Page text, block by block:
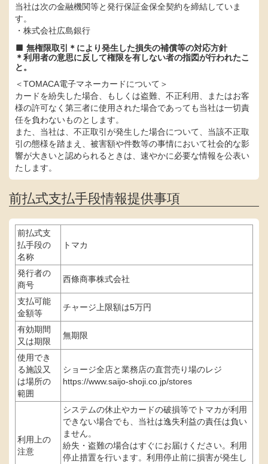
当社は次の金融機関等と発行保証金保全契約を締結していま
す。
・株式会社広島銀行
無権限取引＊により発生した損失の補償等の対応方針
＊利用者の意思に反して権限を有しない者の指図が行われたこ
と。
＜TOMACA電子マネーカードについて＞
カードを紛失した場合、もしくは盗難、不正利用、またはお客
様の許可なく第三者に使用された場合であっても当社は一切責
任を負わないものとします。
また、当社は、不正取引が発生した場合について、当該不正取
引の態様を踏まえ、被害額や件数等の事情において社会的な影
響が大きいと認められるときは、速やかに必要な情報を公表い
たします。
前払式支払手段情報提供事項
前払式支
払手段の
名称
トマカ
発行者の
商号
西條商事株式会社
支払可能
金額等
チャージ上限額は5万円
有効期間
又は期限
無期限
使用でき
る施設又
は場所の
範囲
ショージ全店と業務店の直営売り場のレジ
https://www.saijo-shoji.co.jp/stores
利用上の
注意
システムの休止やカードの破損等でトマカが利用
できない場合でも、当社は逸失利益の責任は負い
ません。
紛失・盗難の場合はすぐにお届けください。利用
停止措置を行います。利用停止前に損害が発生し